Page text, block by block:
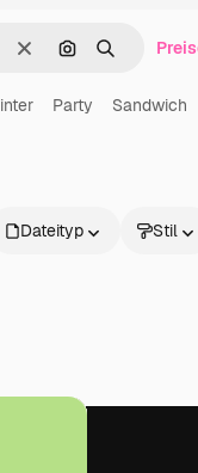
LöschenNach Bild
Suchen
Party Sandwich
Dateityp Stil